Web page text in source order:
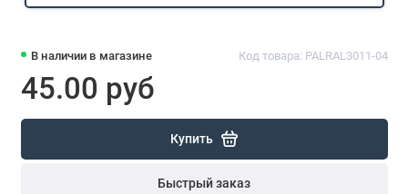
В наличии в магазине Код товара: PALRAL3011-04
45.00 руб
Купить
Быстрый заказ